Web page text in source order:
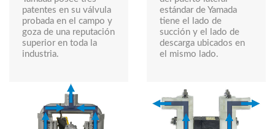
patentes en su válvula
probada en el campo y
goza de una reputación
superior en toda la
industria.
estándar de Yamada
tiene el lado de
succión y el lado de
descarga ubicados en
el mismo lado.